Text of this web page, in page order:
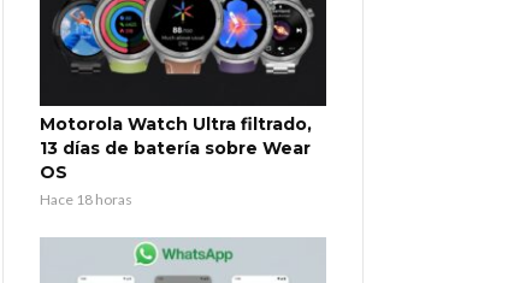
Motorola Watch Ultra filtrado,
13 días de batería sobre Wear
OS
Hace 18 horas